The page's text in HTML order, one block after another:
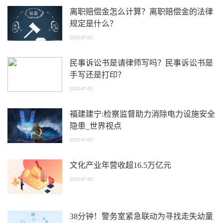
离职赔偿金怎么计算？离职赔偿金的法律
规定是什么？
2023-07-03
民事诉讼书是请律师写吗？民事诉讼书是
手写还是打印？
2023-07-03
福建建宁:检察监督助力消除电力设施安全
隐患_世界视点
2023-07-03
文化产业年营收超16.5万亿元
2023-07-03
38分钟！警务室紧急联动为寻找走失幼童